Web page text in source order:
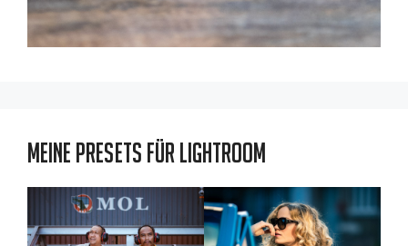
Meine Presets für Lightroom